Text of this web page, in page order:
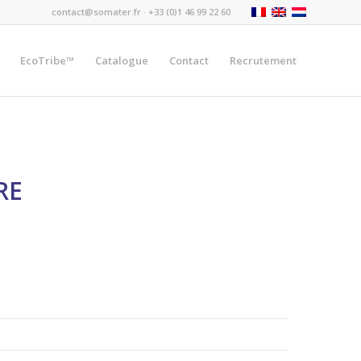
contact@somater.fr · +33 (0)1 46 99 22 60
EcoTribe™ Catalogue Contact Recrutement